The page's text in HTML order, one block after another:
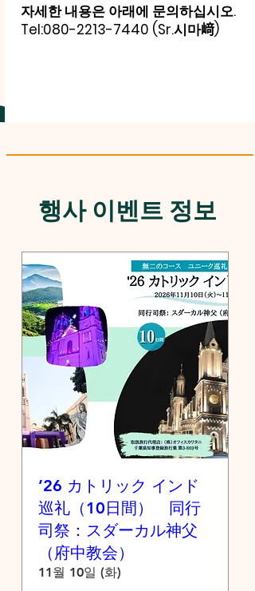
자세한 내용은 아래에 문의하십시오.
Tel:080-2213-7440 (Sr.시마﨑)
행사 이벤트 정보
’26 カトリック インド
巡礼（10日間） 同行
司祭：スダーカル神父
（府中教会）
11월 10일 (화)